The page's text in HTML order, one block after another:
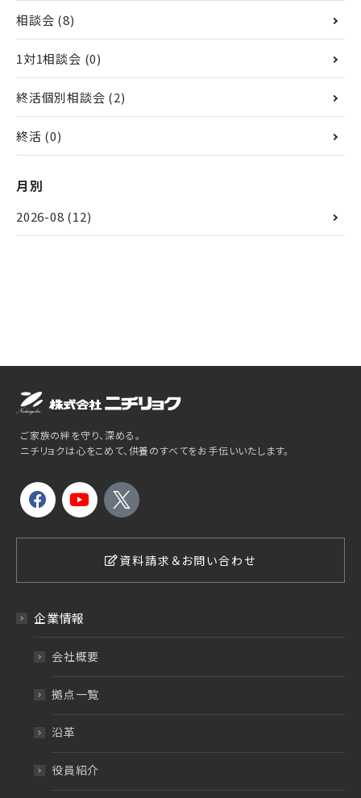
相談会 (8)
1対1相談会 (0)
終活個別相談会 (2)
終活 (0)
月別
2026-08 (12)
ご家族の絆を守り、深める。
ニチリョクは心をこめて、供養のすべてをお手伝いいたします。
資料請求＆お問い合わせ
企業情報
会社概要
拠点一覧
沿革
役員紹介